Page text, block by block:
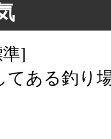
]
てある釣り